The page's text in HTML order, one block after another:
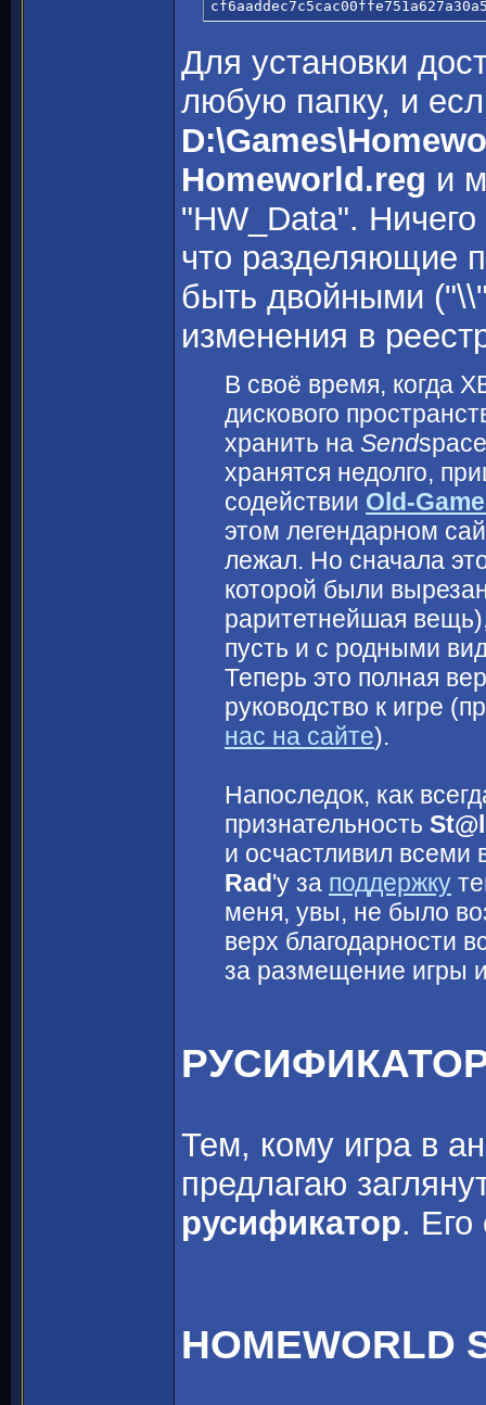
Для установки
любую папку, и
Homeworld.reg и
"HW_Data".
что разделяющие
быть двойными
изменения в
В своё время, когда
дискового
хранить на Send
хранятся недолго,
содействии Old-
этом легендарном
лежал. Но сначала
которой были
раритетнейшая
пусть и с родными
Теперь это полная
руководство к игре
нас на сайте).
Напоследок, как
признательность
и осчастливил всеми
Rad'y за поддержку
меня, увы, не было
верх благодарности
за размещение игры
Тем, кому игра в
предлагаю
русификатор. Его
HOMEWORLD